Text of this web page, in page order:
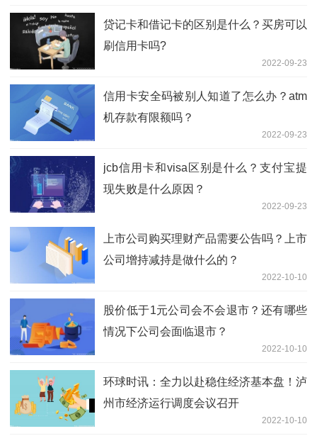
贷记卡和借记卡的区别是什么？买房可以
刷信用卡吗?
2022-09-23
信用卡安全码被别人知道了怎么办？atm
机存款有限额吗？
2022-09-23
jcb信用卡和visa区别是什么？支付宝提
现失败是什么原因？
2022-09-23
上市公司购买理财产品需要公告吗？上市
公司增持减持是做什么的？
2022-10-10
股价低于1元公司会不会退市？还有哪些
情况下公司会面临退市？
2022-10-10
环球时讯：全力以赴稳住经济基本盘！泸
州市经济运行调度会议召开
2022-10-10